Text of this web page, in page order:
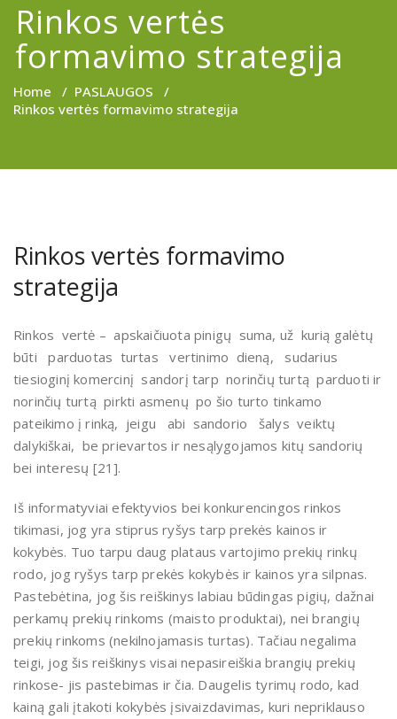
Rinkos vertės
formavimo strategija
Home / PASLAUGOS /
Rinkos vertės formavimo strategija
Rinkos vertės formavimo
strategija
Rinkos vertė – apskaičiuota pinigų suma, už kurią galėtų
būti parduotas turtas vertinimo dieną, sudarius
tiesioginį komercinį sandorį tarp norinčių turtą parduoti ir
norinčių turtą pirkti asmenų po šio turto tinkamo
pateikimo į rinką, jeigu abi sandorio šalys veiktų
dalykiškai, be prievartos ir nesąlygojamos kitų sandorių
bei interesų [21].
Iš informatyviai efektyvios bei konkurencingos rinkos
tikimasi, jog yra stiprus ryšys tarp prekės kainos ir
kokybės. Tuo tarpu daug plataus vartojimo prekių rinkų
rodo, jog ryšys tarp prekės kokybės ir kainos yra silpnas.
Pastebėtina, jog šis reiškinys labiau būdingas pigių, dažnai
perkamų prekių rinkoms (maisto produktai), nei brangių
prekių rinkoms (nekilnojamasis turtas). Tačiau negalima
teigi, jog šis reiškinys visai nepasireiškia brangių prekių
rinkose- jis pastebimas ir čia. Daugelis tyrimų rodo, kad
kainą gali įtakoti kokybės įsivaizdavimas, kuri nepriklauso